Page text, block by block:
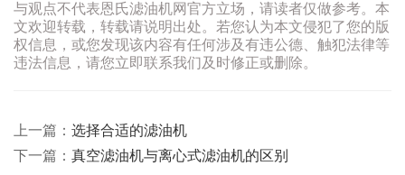
与观点不代表恩氏滤油机网官方立场，请读者仅做参考。本
文欢迎转载，转载请说明出处。若您认为本文侵犯了您的版
权信息，或您发现该内容有任何涉及有违公德、触犯法律等
违法信息，请您立即联系我们及时修正或删除。
上一篇： 选择合适的滤油机
下一篇： 真空滤油机与离心式滤油机的区别